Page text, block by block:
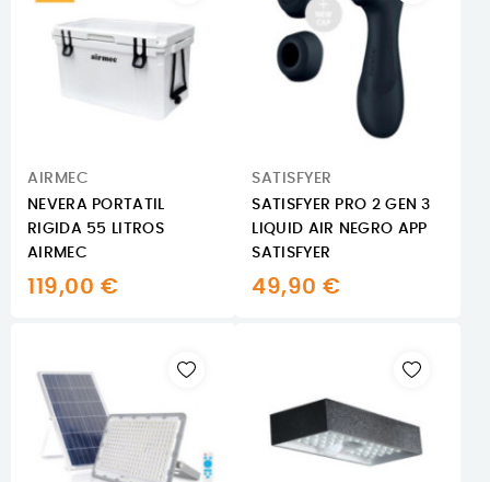
AIRMEC
NEVERA PORTATIL
RIGIDA 55 LITROS
AIRMEC
119,00 €
SATISFYER
SATISFYER PRO 2 GEN 3
LIQUID AIR NEGRO APP
SATISFYER
49,90 €